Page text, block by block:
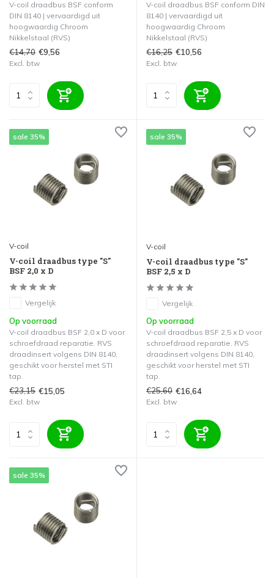
V-coil draadbus BSF conform
DIN 8140 | vervaardigd uit
hoogwaardig Chroom
Nikkelstaal (RVS)
€14,70 €9,56
Excl. btw
V-coil draadbus BSF conform DIN
8140 | vervaardigd uit
hoogwaardig Chroom
Nikkelstaal (RVS)
€16,25 €10,56
Excl. btw
sale 35%
V-coil
V-coil draadbus type "S"
BSF 2,0 x D
Vergelijk
Op voorraad
V-coil draadbus BSF 2,0 x D voor
schroefdraad reparatie. RVS
draadinsert volgens DIN 8140,
geschikt voor herstel met STI
tap.
€23,15 €15,05
Excl. btw
sale 35%
V-coil
V-coil draadbus type "S"
BSF 2,5 x D
Vergelijk
Op voorraad
V-coil draadbus BSF 2,5 x D voor
schroefdraad reparatie. RVS
draadinsert volgens DIN 8140,
geschikt voor herstel met STI
tap.
€25,60 €16,64
Excl. btw
sale 35%